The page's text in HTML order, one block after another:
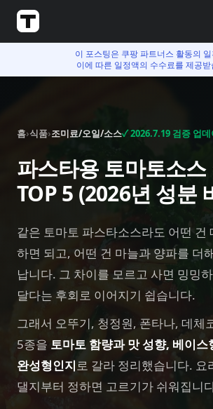
이 포스팅은 쿠팡 파트너스 활동의
이에 따른 일정액의 수수료를 제공받
홈›식품›조미료/오일/소스✓2026.7.19 검증 업
파스타용 토마토소스
TOP 5 (2026년 성분
같은 토마토 파스타소스라도 어떤 건
하면 되고, 어떤 건 마늘과 양파를 더
납니다. 그 차이를 모르고 사면 밍밍
달다는 후회로 이어지기 쉽습니다.
그래서 오뚜기, 청정원, 폰타나, 데체
5종을 토마토 함량과 맛 성향, 베이스
완성형인지로 갈라 정리했습니다. 요
댈지부터 정하면 고르기가 쉬워집니